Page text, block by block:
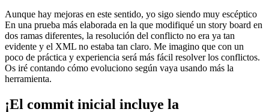
Aunque hay mejoras en este sentido, yo sigo siendo muy escéptico
En una prueba más elaborada en la que modifiqué un story board en
dos ramas diferentes, la resolución del conflicto no era ya tan
evidente y el XML no estaba tan claro. Me imagino que con un
poco de práctica y experiencia será más fácil resolver los conflictos.
Os iré contando cómo evoluciono según vaya usando más la
herramienta.
¡El commit inicial incluye la